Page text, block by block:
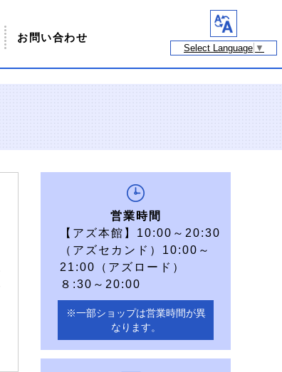
お問い合わせ
Select Language ▼
営業時間
【アズ本館】10:00～20:30
（アズセカンド）10:00～
21:00（アズロード）
８:30～20:00
※一部ショップは営業時間が異
なります。